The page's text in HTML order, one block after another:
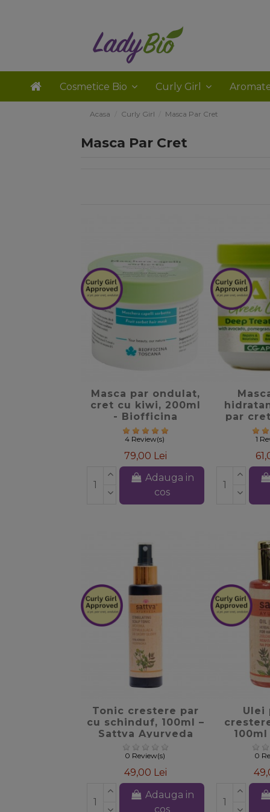
Cosmetice Bio Curly Girl
Acasa Curly Girl Masca Par Cret
Masca Par Cret
Masca par ondulat,
cret cu kiwi, 200ml
- Biofficina
4 Review(s)
79,00 Lei
Adauga in
cos
par
Yari
1
Tonic crestere par
cu schinduf, 100ml –
Sattva Ayurveda
0 Review(s)
49,00 Lei
Adauga in
cos
Ulei
0